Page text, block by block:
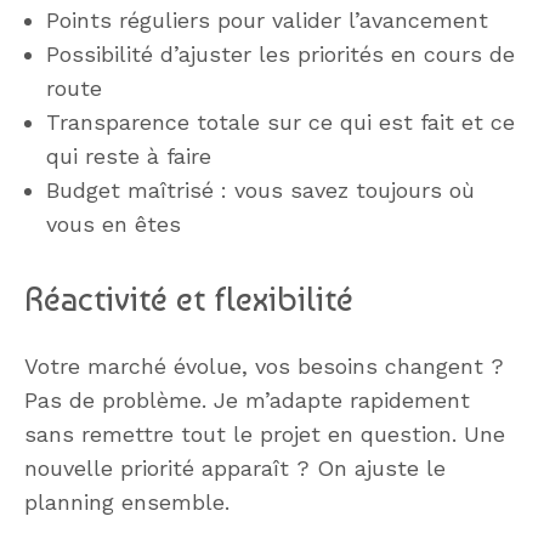
Points réguliers pour valider l’avancement
Possibilité d’ajuster les priorités en cours de
route
Transparence totale sur ce qui est fait et ce
qui reste à faire
Budget maîtrisé : vous savez toujours où
vous en êtes
Réactivité et flexibilité
Votre marché évolue, vos besoins changent ?
Pas de problème. Je m’adapte rapidement
sans remettre tout le projet en question. Une
nouvelle priorité apparaît ? On ajuste le
planning ensemble.